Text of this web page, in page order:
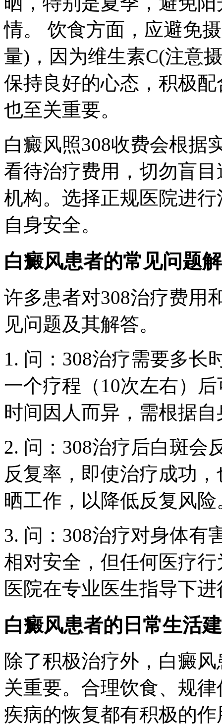
情。 饮食方面，应避免
量)，因为维生素C(注意
保持良好的心态，积极
也至关重要。
白癜风照308收费会根据
看待治疗费用，切勿盲
机构。选择正规医院进
自身安全。
白癜风患者的常见问题
许多患者对308治疗费用
见问题及其解答。
1. 问：308治疗需要多长
一个疗程（10次左右）
时间因人而异，需根据
2. 问：308治疗后白斑会
反复率，即使治疗成功
晒工作，以降低反复风险
3. 问：308治疗对身体有
相对安全，但任何医疗
医院在专业医生指导下进
白癜风患者的日常生活
除了积极治疗外，白癜
关重要。合理饮食、规
疾病的恢复都有积极的